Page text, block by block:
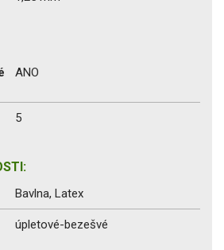
ANO
5
Bavlna, Latex
úpletové-bezešvé